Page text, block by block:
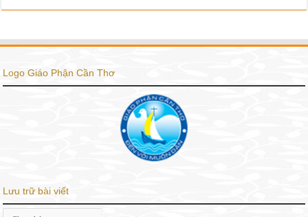
Logo Giáo Phận Cần Thơ
Lưu trữ bài viết
Lưu